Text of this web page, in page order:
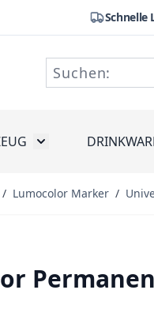
Schnelle
for Schreibgeräte
Toggle submenu
/ Lumocolor Marker /